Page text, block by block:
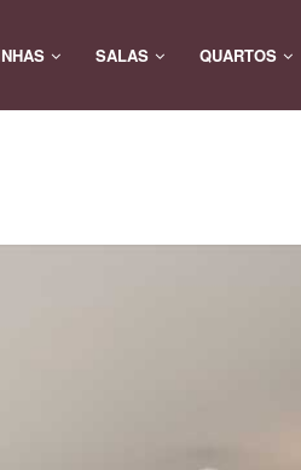
SALAS QUARTOS